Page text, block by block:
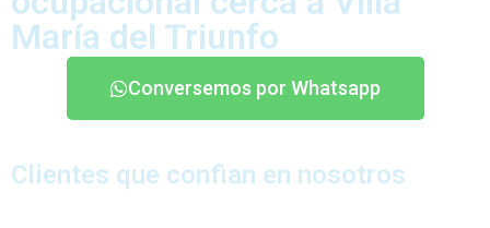
María del Triunfo
Conversemos por Whatsapp
Clientes que confian en nosotros